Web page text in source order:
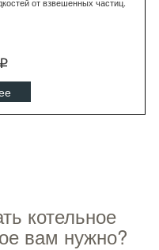
q
котельное
вам нужно?